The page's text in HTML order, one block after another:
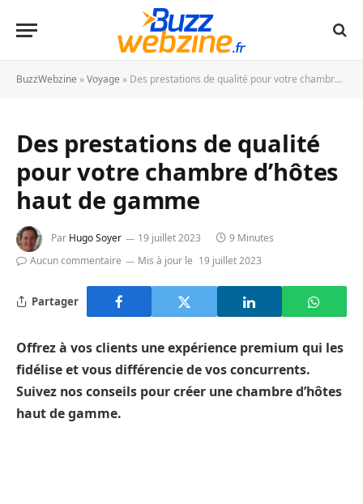
BuzzWebzine »Voyage » Des prestations de qualité pour votre chambre d’hôtes haut de gamme
Des prestations de qualité
pour votre chambre d’hôtes
haut de gamme
Par Hugo Soyer 19 juillet 2023
9 Minutes
Aucun commentaire
Mis à jour le 19 juillet 2023
Partager
Offrez à vos clients une expérience premium qui les
fidélise et vous différencie de vos concurrents.
Suivez nos conseils pour créer une chambre d’hôtes
haut de gamme.